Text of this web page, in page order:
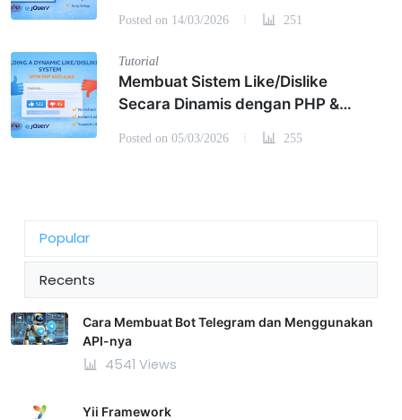
Posted on 14/03/2026 251
Tutorial
Membuat Sistem Like/Dislike
Secara Dinamis dengan PHP &
Posted on 05/03/2026 255
Popular
Recents
Cara Membuat Bot Telegram dan Menggunakan
API-nya
4541 Views
Yii Framework